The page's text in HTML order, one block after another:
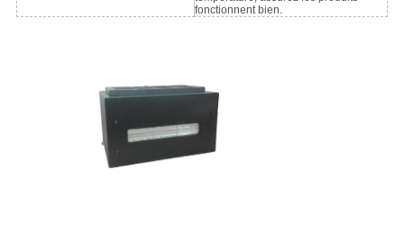
fonctionnent bien.